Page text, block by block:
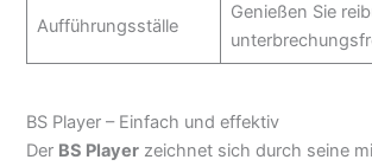
Aufführungsställe
Genießen Sie
BS Player – Einfach und effektiv
Der BS Player zeichnet sich durch seine